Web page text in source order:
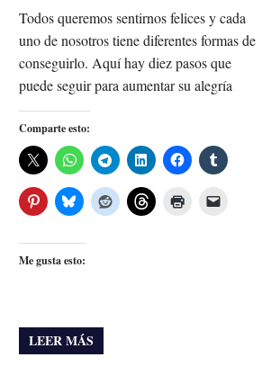
Todos queremos sentirnos felices y cada
uno de nosotros tiene diferentes formas de
conseguirlo. Aquí hay diez pasos que
puede seguir para aumentar su alegría
Comparte esto:
Me gusta esto:
LEER MÁS